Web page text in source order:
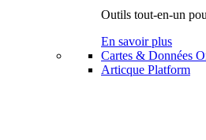
Outils tout-en-un
En savoir plus
Cartes & Données
Articque Platform